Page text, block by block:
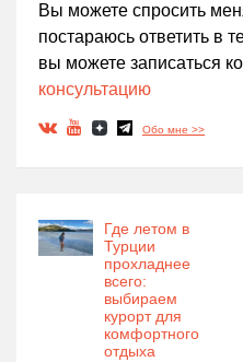
Вы можете спросить
постараюсь ответить в
вы можете записаться
консультацию
Обо мне >>
Где летом в
Турции
прохладнее
всего:
выбираем
курорт для
комфортного
отдыха